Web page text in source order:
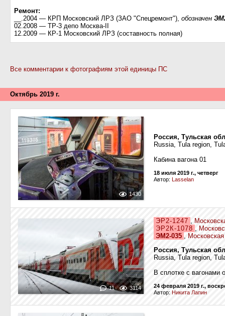
Ремонт:
__.2004 — КРП Московский ЛРЗ (ЗАО "Спецремонт"), обозначен
02.2008 — ТР-3 депо Москва-II
12.2009 — КР-1 Московский ЛРЗ (составность полная)
Все комментарии к фотографиям этой единицы ПС
Октябрь 2019 г.
1430
Россия, Тульская
Russia, Tula region,
Кабина вагона 01
18 июля 2019 г., четверг
Автор: Lasselan
11 3114
ЭР2-1247 ,
ЭР2К-1078 ,
ЭМ2-035 ,
Россия, Тульская
Russia, Tula region,
В сплотке с вагонами
24 февраля 2019 г.,
Автор: Никита Лапин